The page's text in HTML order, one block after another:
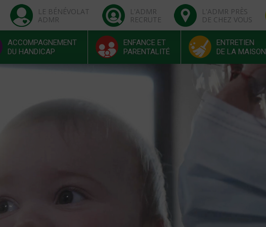
LE BÉNÉVOLAT
ADMR
L'ADMR
RECRUTE
L'ADMR PRÈS
DE CHEZ VOUS
ACCOMPAGNEMENT
DU HANDICAP
ENFANCE ET
PARENTALITÉ
ENTRETIEN
DE LA MAISON